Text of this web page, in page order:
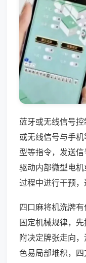
蓝牙或无线信号
或无线信号与手
型等指令，发送
驱动内部微型电
过程中进行干预，
四口麻将机洗牌
固定机械规律，
附决定牌张走向
色易局部堆积，